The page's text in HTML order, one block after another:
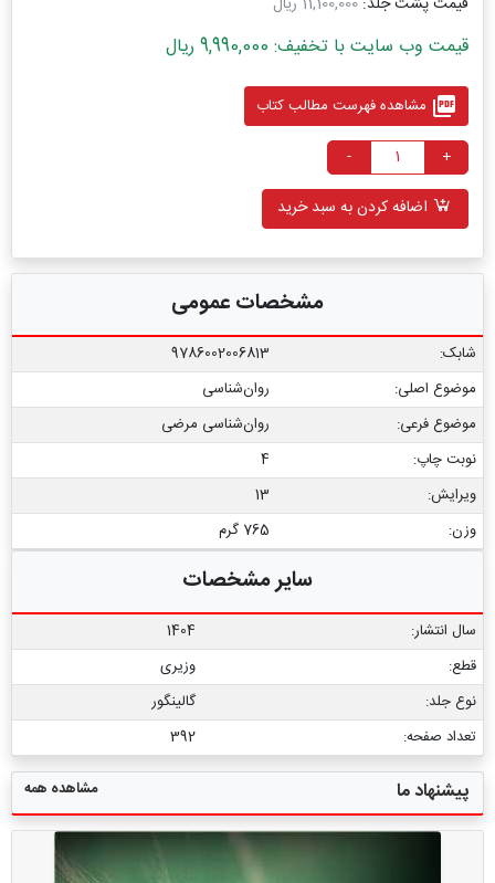
قیمت وب سایت با تخفیف: 9,990,000 ریال
picture_as_pdf مشاهده فهرست مطالب کتاب
+
-
اضافه کردن به سبد خرید
مشخصات عمومی
شابک:
9786002006813
موضوع اصلی:
روان‌شناسی
موضوع فرعی:
روان‌شناسی مرضی
نوبت چاپ:
4
ویرایش:
13
وزن:
765 گرم
سایر مشخصات
سال انتشار:
1404
قطع:
وزیری
نوع جلد:
گالینگور
تعداد صفحه:
392
پیشنهاد ما مشاهده همه